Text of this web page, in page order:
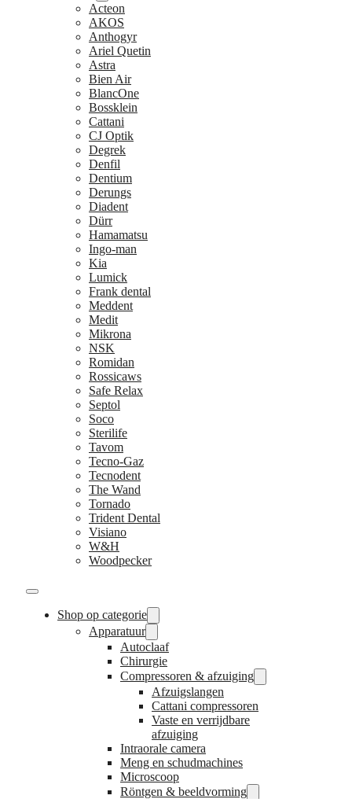
Acteon
AKOS
Anthogyr
Ariel Quetin
Astra
Bien Air
BlancOne
Bossklein
Cattani
CJ Optik
Degrek
Denfil
Dentium
Derungs
Diadent
Dürr
Hamamatsu
Ingo-man
Kia
Lumick
Frank dental
Meddent
Medit
Mikrona
NSK
Romidan
Rossicaws
Safe Relax
Septol
Soco
Sterilife
Tavom
Tecno-Gaz
Tecnodent
The Wand
Tornado
Trident Dental
Visiano
W&H
Woodpecker
Shop op categorie
Apparatuur
Autoclaaf
Chirurgie
Compressoren & afzuiging
Afzuigslangen
Cattani compressoren
Vaste en verrijdbare
afzuiging
Intraorale camera
Meng en schudmachines
Microscoop
Röntgen & beeldvorming